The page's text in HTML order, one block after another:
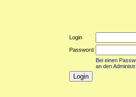
Login
Password
Bei einen
an den